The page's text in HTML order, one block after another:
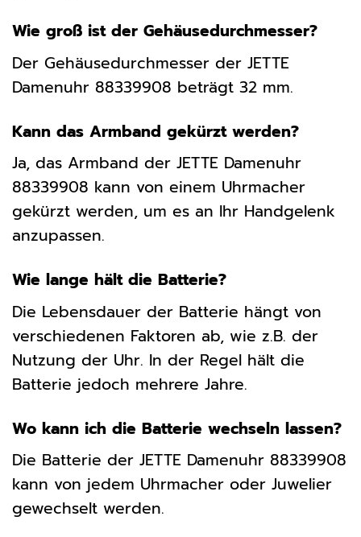
Wie groß ist der Gehäusedurchmesser?
Der Gehäusedurchmesser der JETTE
Damenuhr 88339908 beträgt 32 mm.
Kann das Armband gekürzt werden?
Ja, das Armband der JETTE Damenuhr
88339908 kann von einem Uhrmacher
gekürzt werden, um es an Ihr Handgelenk
anzupassen.
Wie lange hält die Batterie?
Die Lebensdauer der Batterie hängt von
verschiedenen Faktoren ab, wie z.B. der
Nutzung der Uhr. In der Regel hält die
Batterie jedoch mehrere Jahre.
Wo kann ich die Batterie wechseln lassen?
Die Batterie der JETTE Damenuhr 88339908
kann von jedem Uhrmacher oder Juwelier
gewechselt werden.